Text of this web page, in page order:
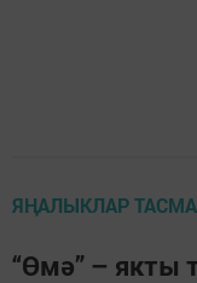
ЯҢАЛЫКЛАР
“Өмә” – якты